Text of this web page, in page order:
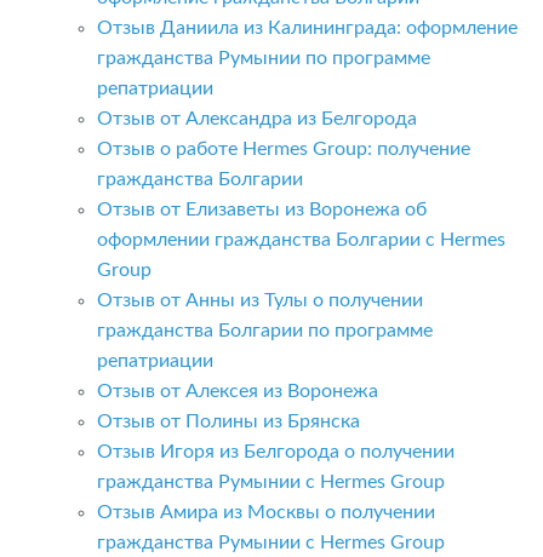
Отзыв Даниила из Калининграда: оформление
гражданства Румынии по программе
репатриации
Отзыв от Александра из Белгорода
Отзыв о работе Hermes Group: получение
гражданства Болгарии
Отзыв от Елизаветы из Воронежа об
оформлении гражданства Болгарии с Hermes
Group
Отзыв от Анны из Тулы о получении
гражданства Болгарии по программе
репатриации
Отзыв от Алексея из Воронежа
Отзыв от Полины из Брянска
Отзыв Игоря из Белгорода о получении
гражданства Румынии с Hermes Group
Отзыв Амира из Москвы о получении
гражданства Румынии с Hermes Group